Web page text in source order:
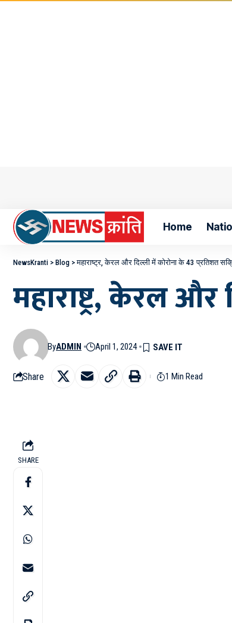
Home
NewsKranti > Blog >महाराष्ट्र, केरल और दिल्ली में कोरोना के 43 प्रतिशत
महाराष्ट्र, केरल
ByADMIN April 1, 2024
Share 1 Min Read
SHARE